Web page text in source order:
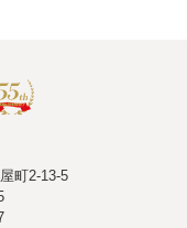
町2-13-5